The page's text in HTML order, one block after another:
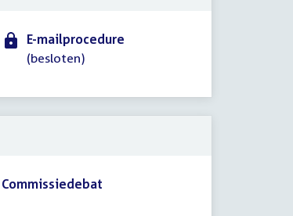
E-mailprocedure
(besloten)
Commissiedebat